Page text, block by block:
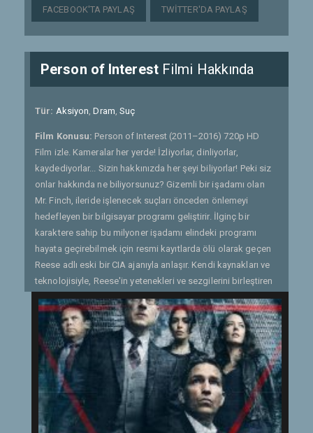
FACEBOOK'TA PAYLAŞ TWITTER'DA PAYLAŞ
Person of InterestFilmi Hakkında
Tür: Aksiyon,Dram,Suç
Film Konusu: Person of Interest (2011–2016) 720p HD
Film izle. Kameralar her yerde! İzliyorlar, dinliyorlar,
kaydediyorlar... Sizin hakkınızda her şeyi biliyorlar! Peki siz
onlar hakkında ne biliyorsunuz? Gizemli bir işadamı olan
Mr. Finch, ileride işlenecek suçları önceden önlemeyi
hedefleyen bir bilgisayar programı geliştirir. İlginç bir
karaktere sahip bu milyoner işadamı elindeki programı
hayata geçirebilmek için resmi kayıtlarda ölü olarak geçen
Reese adlı eski bir CIA ajanıyla anlaşır. Kendi kaynakları ve
teknolojisiyle, Reese'in yetenekleri ve sezgilerini birleştiren
Mr. Finch'in amacı; gelecekte işlenecek olan suçları henüz
suçlular eyleme geçmeden önlemektir. Dizinin başkarakteri
Mr. Finch rolünü son yılların en sevilen aktörlerinden biri
olan Michael Emerson üstleniyor. Emerson, Abrams'ın da en
gözde oyuncularından biri. Usta oyuncuyu tüm dünyada
üne kavuşturan, J.J. Abrams'ın yapımcılığını üstlendiği Lost
dizisinde canlandırdığı Ben Linus karakteri olmuştu. |
Gönderen: Mawashi